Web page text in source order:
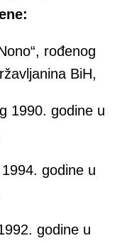
rođenog
BiH,
1990. godine u
godine u
godine u